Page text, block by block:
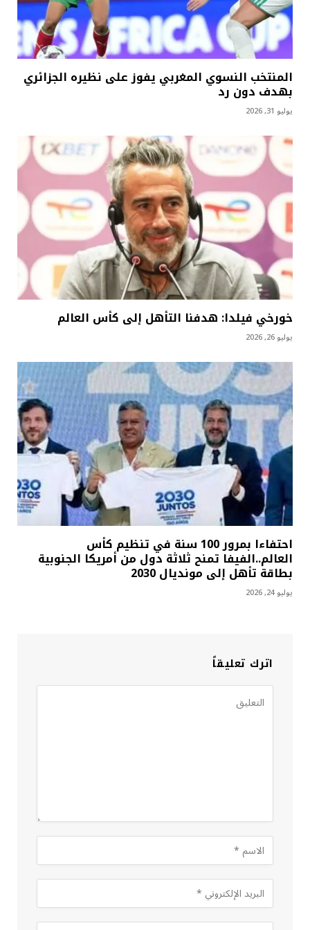
المنتخب النسوي المغربي يفوز على نظيره الجزائري
بهدف دون رد
يوليو 31, 2026
خورخي فيلدا: هدفنا التأهل إلى كأس العالم
يوليو 26, 2026
احتفاءا بمرور 100 سنة في تنظيم كأس
العالم..الفيفا تمنح ثلاثة دول من أمريكا الجنوبية
بطاقة تأهل إلى مونديال 2030
يوليو 24, 2026
اترك تعليقاً